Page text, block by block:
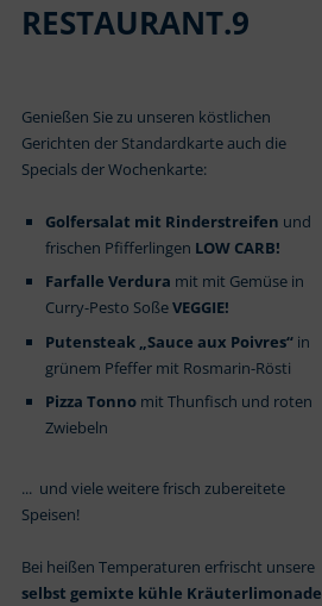
RESTAURANT.9
Genießen Sie zu unseren köstlichen
Gerichten der Standardkarte auch die
Specials der Wochenkarte:
Golfersalat mit Rinderstreifen und
frischen Pfifferlingen LOW CARB!
Farfalle Verdura mit mit Gemüse in
Curry-Pesto SoßeVEGGIE!
Putensteak „Sauce aux Poivres“in
grünem Pfeffer mit Rosmarin-Rösti
Pizza Tonnomit Thunfisch und roten
Zwiebeln
... und viele weitere frisch zubereitete
Speisen!
Bei heißen Temperaturen erfrischt unsere
selbst gemixte kühle Kräuterlimonade